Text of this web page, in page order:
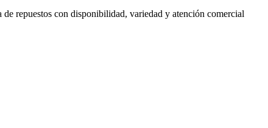
repuestos con disponibilidad, variedad y atención comercial